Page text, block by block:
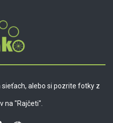
sieťach, alebo si pozrite fotky z
na "Rajčeti".